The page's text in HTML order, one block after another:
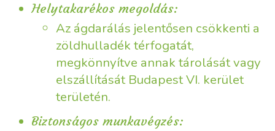
Helytakarékos megoldás:
Az ágdarálás jelentősen csökkenti a
zöldhulladék térfogatát,
megkönnyítve annak tárolását vagy
elszállítását Budapest VI. kerület
területén.
Biztonságos munkavégzés: